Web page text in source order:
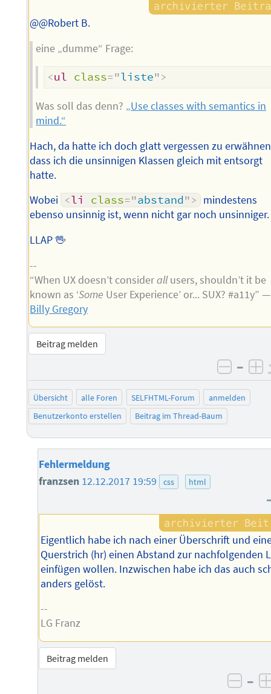
@@Robert B.
eine „dumme“ Frage:
<ul class="liste">
Was soll das denn? „Use classes with semantics in
mind.“
Hach, da hatte ich doch glatt vergessen zu
dass ich die unsinnigen Klassen gleich mit entsorgt
hatte.
Wobei <li class="abstand"> mindestens
ebenso unsinnig ist, wenn nicht gar noch unsinniger.
LLAP 🖖
--
“When UX doesn’t considerallusers, shouldn’t it be
known as ‘Some User Experience’ or... SUX? #a11y” —
Billy Gregory
Beitrag melden
–
Übersicht alle Foren SELFHTML-Forum
anmelden
Benutzerkonto erstellen
Beitrag im Thread-Baum
Fehlermeldung
franzsen 12.12.2017 19:59 css html
Eigentlich habe ich nach einer Überschrift und
Querstrich (hr) einen Abstand zur nachfolgenden
einfügen wollen. Inzwischen habe ich das auch
anders gelöst.
--
LG Franz
Beitrag melden
–